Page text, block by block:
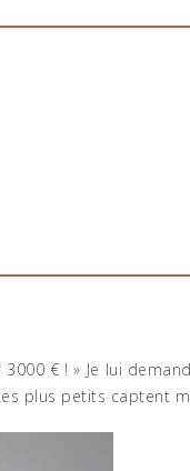
€ ! » Je lui
plus petits captent